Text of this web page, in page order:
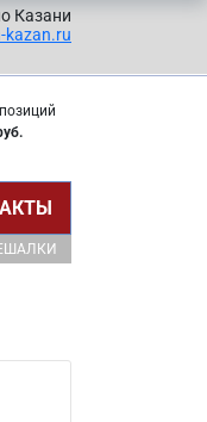
Казани
kazan.ru